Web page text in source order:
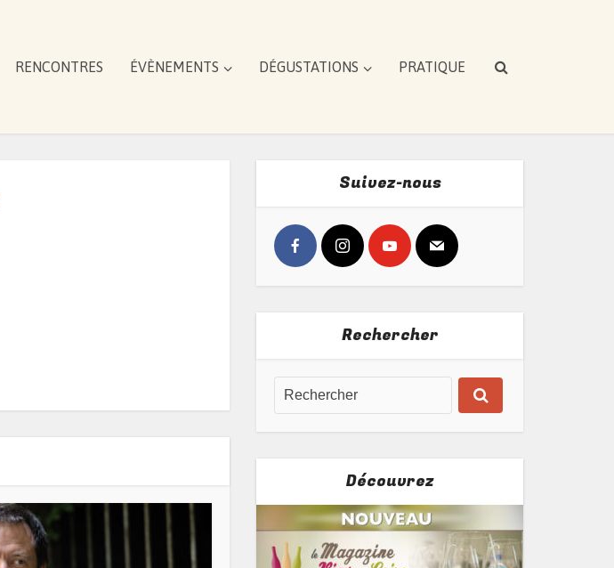
RENCONTRES ÉVÈNEMENTS DÉGUSTATIONS PRATIQUE
Suivez-nous
Rechercher
Découvrez